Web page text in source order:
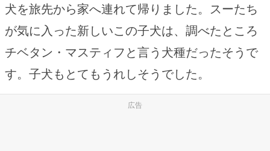
犬を旅先から家へ連れて帰りました。スーたち
が気に入った新しいこの子犬は、調べたところ
チベタン・マスティフと言う犬種だったそうで
す。子犬もとてもうれしそうでした。
広告